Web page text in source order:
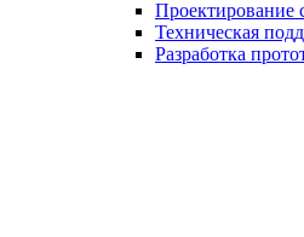
Проектирование
Техническая
Разработка